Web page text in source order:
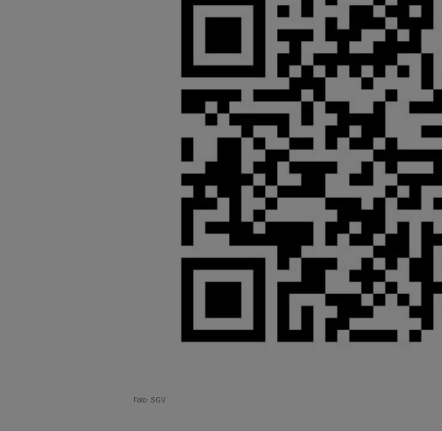
Foto: SGV